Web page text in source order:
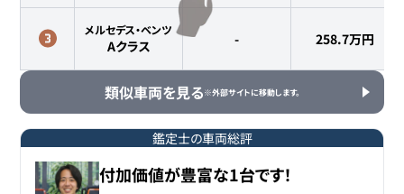
メルセデス・ベンツ
Aクラス - 258.7万円
類似車両を見る※外部サイトに移動します。
鑑定士の車両総評
付加価値が豊富な1台です！